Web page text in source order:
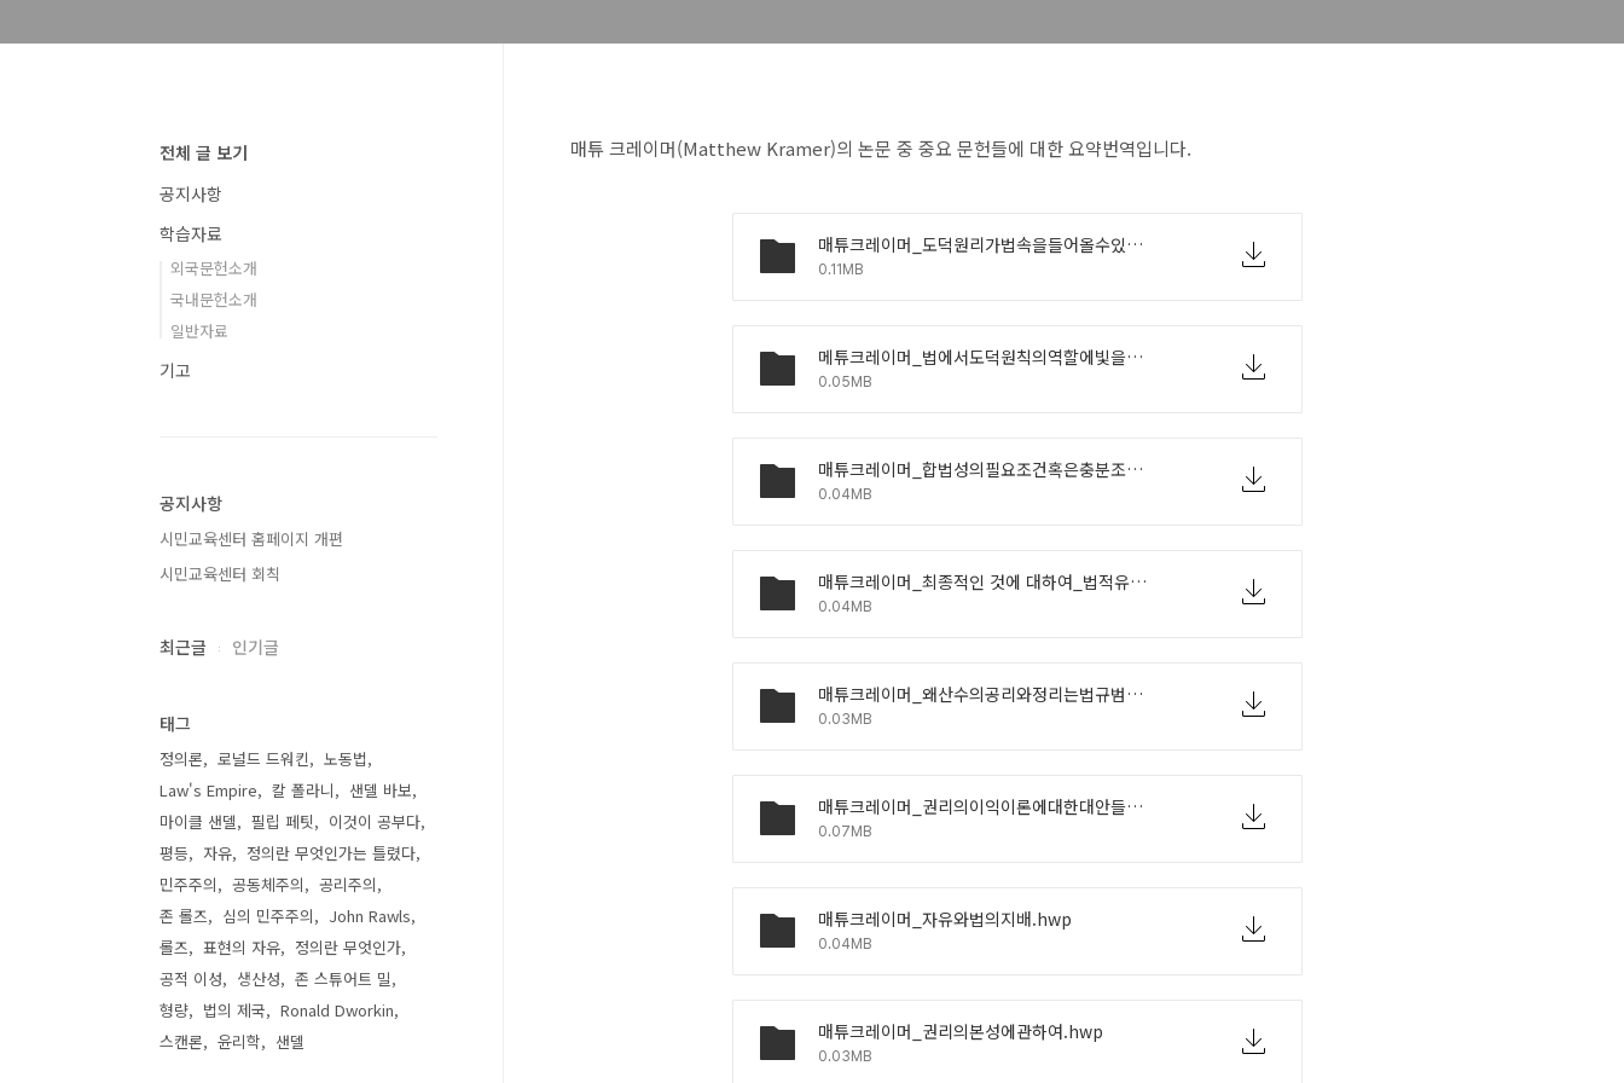
매튜 크레이머(Matthew Kramer)의 논문 중 중요 문헌들에 대한 요약번역입니다.
매튜크레이머_도덕원리가법속을들어올수있는방식.hwp
0.11MB
메튜크레이머_법에서도덕원칙의역할에빛을비추며_추가적성찰.hwp
0.05MB
매튜크레이머_합법성의필요조건혹은충분조건으로서의도덕에관하여.hwp
0.04MB
매튜크레이머_최종적인 것에 대하여_법적유효성의궁극적결정인자로서도덕.hwp
0.04MB
매튜크레이머_왜산수의공리와정리는법규범이아닌가.hwp
0.03MB
매튜크레이머_권리의이익이론에대한대안들에대한몇몇의문들.hwp
0.07MB
매튜크레이머_자유와법의지배.hwp
0.04MB
매튜크레이머_권리의본성에관하여.hwp
0.03MB
전체 글 보기
공지사항
학습자료
외국문헌소개
국내문헌소개
일반자료
기고
공지사항
시민교육센터 홈페이지 개편
시민교육센터 회칙
최근글 인기글
태그
정의론 로널드 드워킨
노동법
Law's Empire
칼 폴라니
샌델 바보
마이클 샌델
필립 페팃
이것이 공부다
평등
자유
정의란 무엇인가는 틀렸다
민주주의
공동체주의
공리주의
존 롤즈
심의 민주주의
John Rawls
롤즈
표현의 자유
정의란 무엇인가
공적 이성
생산성
존 스튜어트 밀
형량
법의 제국
Ronald Dworkin
스캔론
윤리학 샌델